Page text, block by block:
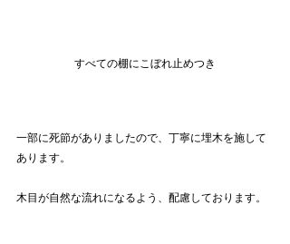
すべての棚にこぼれ止めつき
一部に死節がありましたので、丁寧に埋木を施して
あります。
木目が自然な流れになるよう、配慮しております。